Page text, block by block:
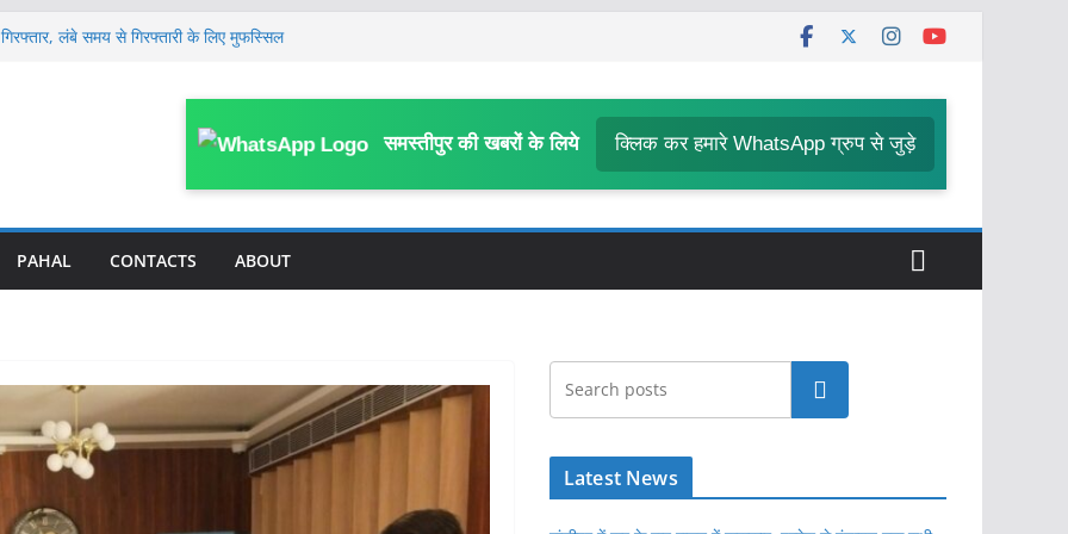
लंबे समय से गिरफ्तारी के लिए मुफस्सिल
के मासूम की 13 दिन बाद मौ’त, घर के पास
FIR; काम में बाधा, आउटसोर्सिंग कर्मियों से
प्रभावित करने का आरोप
समस्तीपुर की खबरों के लिये क्लिक कर हमारे WhatsApp ग्रुप से जुड़े
PAHAL CONTACTS ABOUT
खोजें
Latest News